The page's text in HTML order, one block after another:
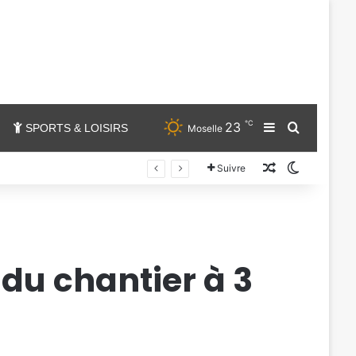
SPORTS & LOISIRS Moselle 23℃ SidebarChercher
Suivre Un article au
chantier à 3